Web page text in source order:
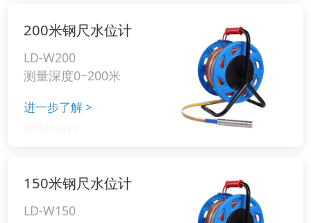
200米钢尺水位计
LD-W200
测量深度0~200米
进一步了解>
150米钢尺水位计
LD-W150